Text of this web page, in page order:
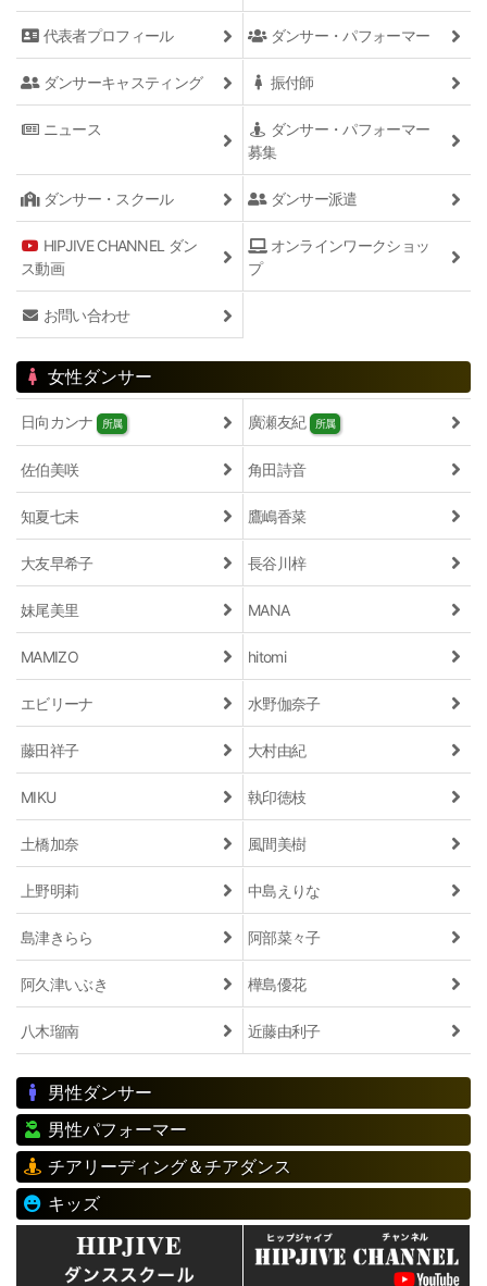
代表者プロフィール ダンサー・パフォーマー
ダンサーキャスティング 振付師
ニュース
ダンサー・パフォーマー
募集
ダンサー・スクール ダンサー派遣
HIPJIVE CHANNEL ダン
ス動画
オンラインワークショッ
プ
お問い合わせ
女性ダンサー
日向カンナ 所属 廣瀬友紀 所属
佐伯美咲 角田詩音
知夏七未 鷹嶋香菜
大友早希子 長谷川梓
妹尾美里 MANA
MAMIZO hitomi
エビリーナ 水野伽奈子
藤田祥子 大村由紀
MIKU 執印徳枝
土橋加奈 風間美樹
上野明莉 中島えりな
島津きらら 阿部菜々子
阿久津いぶき 樺島優花
八木瑠南 近藤由利子
男性ダンサー
男性パフォーマー
チアリーディング＆チアダンス
キッズ